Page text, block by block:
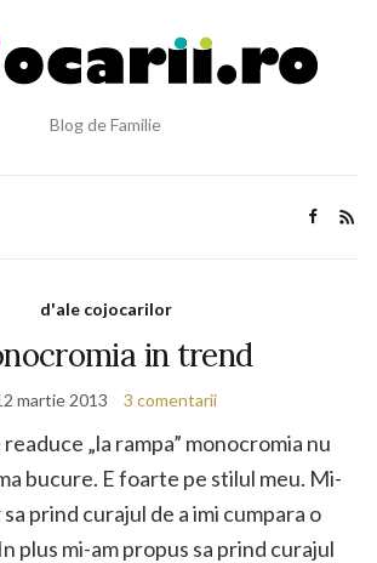
Blog de Familie
d'ale cojocarilor
in trend
martie 2013 3 comentarii
„la rampa” monocromia nu
bucure. E foarte pe stilul meu. Mi-
prind curajul de a imi cumpara o
plus mi-am propus sa prind curajul